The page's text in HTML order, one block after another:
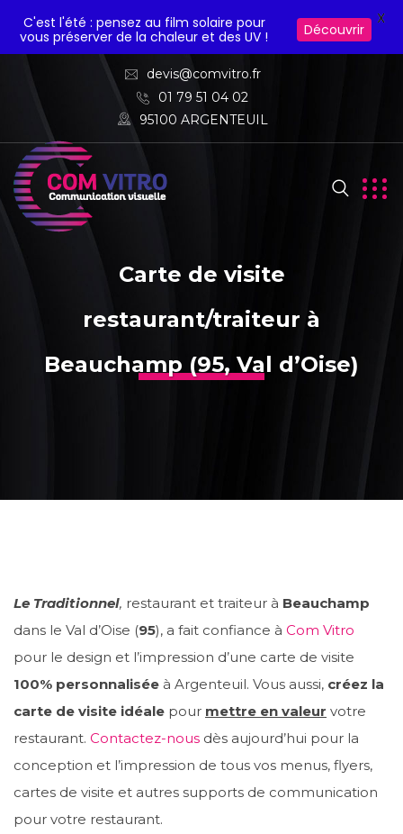
devis@comvitro.fr
01 79 51 04 02
95100 ARGENTEUIL
Carte de visite
restaurant/traiteur à
Beauchamp (95, Val d’Oise)
Le Traditionnel, restaurant et traiteur à Beauchamp
dans le Val d’Oise (95), a fait confiance à Com Vitro
pour le design et l’impression d’une carte de visite
100% personnalisée à Argenteuil. Vous aussi, créez la
carte de visite idéale pour mettre en valeur votre
restaurant. Contactez-nous dès aujourd’hui pour la
conception et l’impression de tous vos menus, flyers,
cartes de visite et autres supports de communication
pour votre restaurant.
C'est l'été : pensez au film solaire pour
vous préserver de la chaleur et des UV !
Découvrir
X